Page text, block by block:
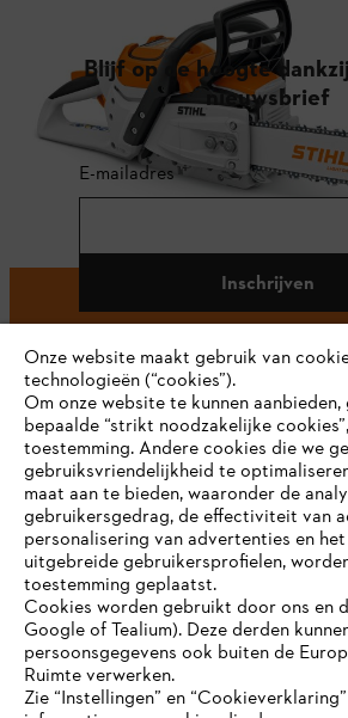
Blijf op de hoogte
nieuwsbrief
E-mailadres
Inschrijven
Bedrijf
STIHL FAQ
Onze website maakt gebruik van
technologieën (“cookies”).
Om onze website te kunnen
bepaalde “strikt noodzakelijke
toestemming. Andere cookies die we
gebruiksvriendelijkheid te
maat aan te bieden, waaronder de
gebruikersgedrag, de effectiviteit van
personalisering van advertenties en
uitgebreide gebruikersprofielen,
toestemming geplaatst.
Cookies worden gebruikt door ons en
Google of Tealium). Deze derden
persoonsgegevens ook buiten de
Ruimte verwerken.
Zie “Instellingen” en